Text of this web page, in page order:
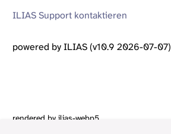
ILIAS Support kontaktieren
powered by ILIAS (v10.9 2026-07-07)
rendered by ilias-webp5